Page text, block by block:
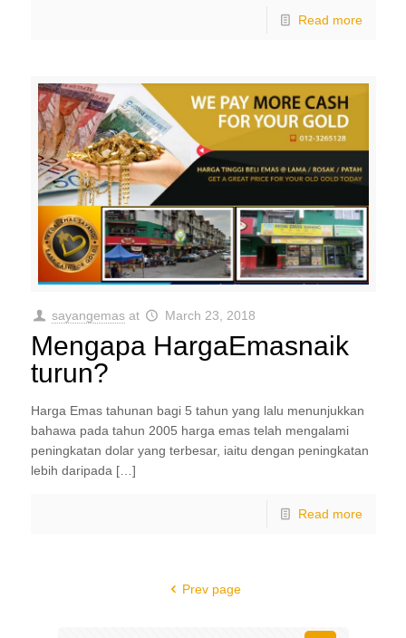
Read more
sayangemas at March 23, 2018
Mengapa HargaEmasnaik
turun?
Harga Emas tahunan bagi 5 tahun yang lalu menunjukkan
bahawa pada tahun 2005 harga emas telah mengalami
peningkatan dolar yang terbesar, iaitu dengan peningkatan
lebih daripada […]
Read more
Prev page